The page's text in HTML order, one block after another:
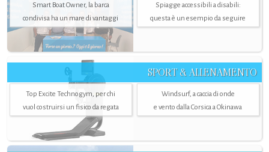
Smart Boat Owner, la barca
condivisa ha un mare di vantaggi
Spiagge accessibili a disabili:
questa è un esempio da seguire
SPORT & ALLENAMENTO
Top Excite Technogym, per chi
vuol costruirsi un fisico da regata
Windsurf, a caccia di onde
e vento dalla Corsica a Okinawa